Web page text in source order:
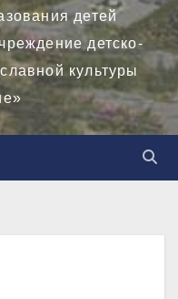
детей
детско-
культуры